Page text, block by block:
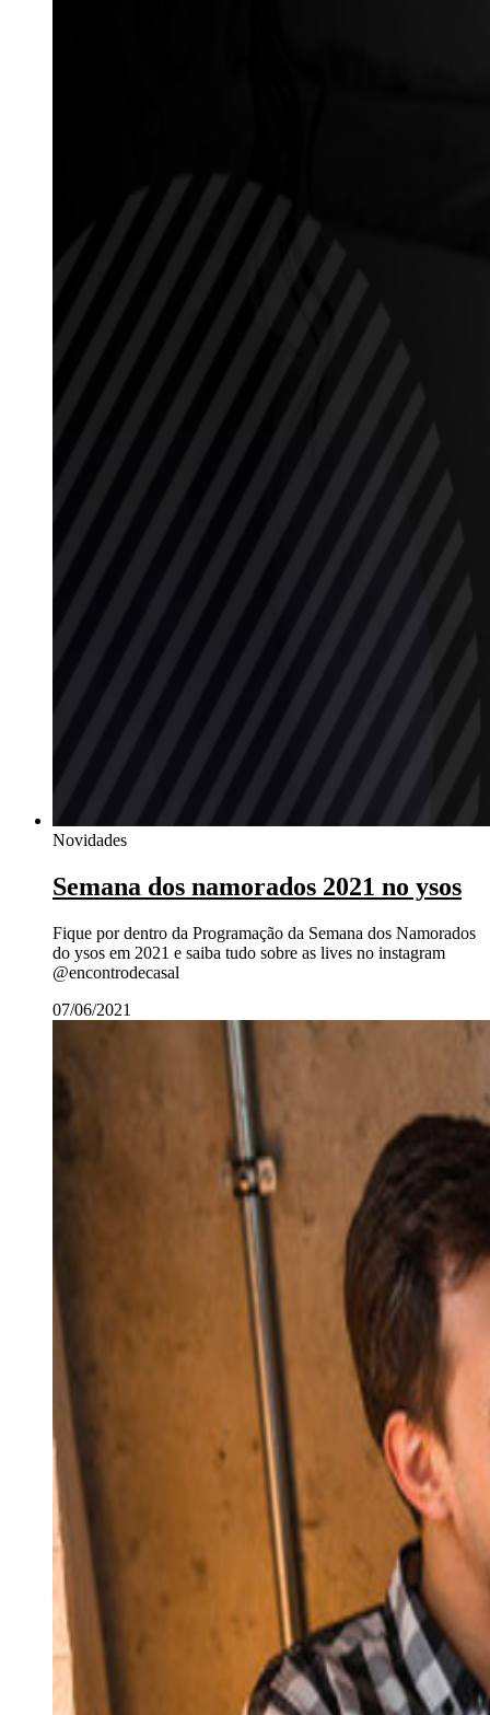
Novidades
Semana dos namorados 2021 no ysos
Fique por dentro da Programação da Semana dos Namorados
do ysos em 2021 e saiba tudo sobre as lives no instagram
@encontrodecasal
07/06/2021